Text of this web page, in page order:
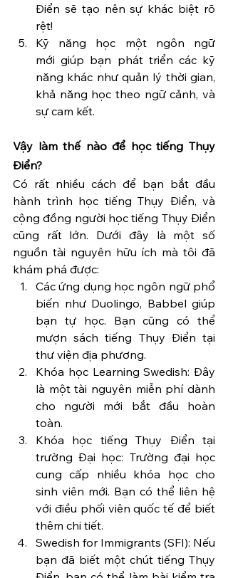
Điển sẽ tạo nên sự khác biệt rõ
rệt!
Kỹ năng học một ngôn ngữ
mới giúp bạn phát triển các kỹ
năng khác như quản lý thời gian,
khả năng học theo ngữ cảnh, và
sự cam kết.
Vậy làm thế nào để học tiếng Thụy
Điển?
Có rất nhiều cách để bạn bắt đầu
hành trình học tiếng Thụy Điển, và
cộng đồng người học tiếng Thụy Điển
cũng rất lớn. Dưới đây là một số
nguồn tài nguyên hữu ích mà tôi đã
khám phá được:
Các ứng dụng học ngôn ngữ phổ
biến như Duolingo, Babbel giúp
bạn tự học. Bạn cũng có thể
mượn sách tiếng Thụy Điển tại
thư viện địa phương.
Khóa học Learning Swedish: Đây
là một tài nguyên miễn phí dành
cho người mới bắt đầu hoàn
toàn.
Khóa học tiếng Thụy Điển tại
trường Đại học: Trường đại học
cung cấp nhiều khóa học cho
sinh viên mới. Bạn có thể liên hệ
với điều phối viên quốc tế để biết
thêm chi tiết.
Swedish for Immigrants (SFI): Nếu
bạn đã biết một chút tiếng Thụy